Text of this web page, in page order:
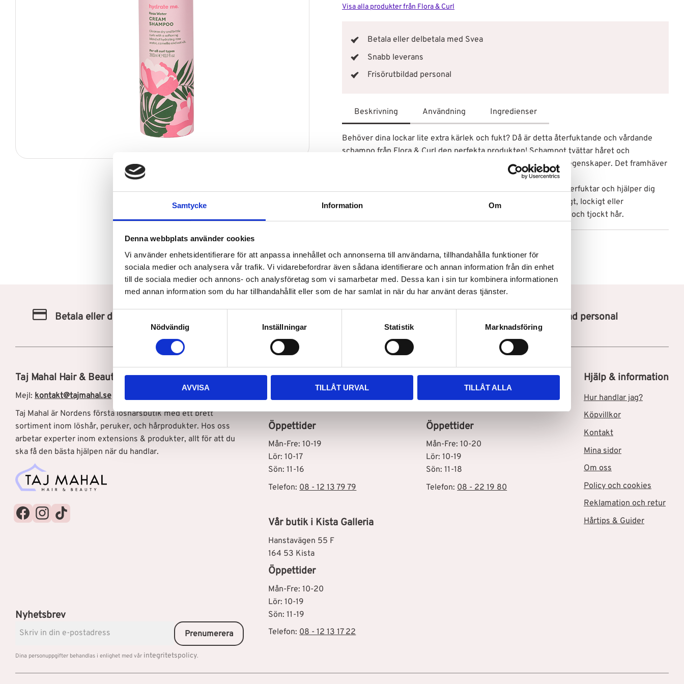
Samtycke Information Om
Denna webbplats använder cookies
Vi använder enhetsidentifierare för att anpassa innehållet och annonserna till användarna, tillhandahålla funktioner för
sociala medier och analysera vår trafik. Vi vidarebefordrar även sådana identifierare och annan information från din enhet
till de sociala medier och annons- och analysföretag som vi samarbetar med. Dessa kan i sin tur kombinera informationen
med annan information som du har tillhandahållit eller som de har samlat in när du har använt deras tjänster.
c
s
v
a
l
Nödvändig Inställningar Statistik Marknadsföring
AVVISA TILLÅT URVAL TILLÅT ALLA
Visa alla produkter från Flora & Curl
Beskrivning Användning Ingredienser
Behöver dina lockar lite extra kärlek och fukt? Då är detta återfuktande och vårdande
schampo från Flora & Curl den perfekta produkten! Schampot tvättar håret och
absorberas fort så att håret kan dra nytta av alla återfuktande egenskaper. Det framhäver
dina lockar och ger dig friskt, livfullt och glansigt hår.
Ingredienserna inkluderar havre, rosvatten och honung som återfuktar och hjälper dig
reda ut dina lockar. Schampot fungerar perfekt om du har vågigt, lockigt eller
krulligt hår och fungerar i alla hårtyper, inklusive tunt, medium och tjockt hår.
Betala eller delbetala med Svea
Snabb leverans
Frisörutbildad personal
Betala eller delbetala med Klarna Utbildad personal
Taj Mahal Hair & Beauty AB
Mejl: kontakt@tajmahal.se
Taj Mahal är Nordens första löshårsbutik med ett brett
sortiment inom löshår, peruker, och hårprodukter. Hos oss
arbetar experter inom extensions & produkter, allt för att du
ska få den bästa hjälpen när du handlar.
Vår butik i Stockholm C
Drottninggatan 100
111 60 Stockholm
Öppettider
Mån-Fre: 10-19
Lör: 10-17
Sön: 11-16
Telefon: 08 - 12 13 79 79
Vår butik i Kista Galleria
Hanstavägen 55 F
164 53 Kista
Öppettider
Mån-Fre: 10-20
Lör: 10-19
Sön: 11-19
Telefon:08 - 12 13 17 22
Vår butik i Skärholmen C
127 48 Skärholmen
Öppettider
Mån-Fre: 10-20
Lör: 10-19
Sön: 11-18
Telefon: 08 - 22 19 80
Hjälp & information
Nyhetsbrev
Prenumerera
Dina personuppgifter behandlas i enlighet med vår integritetspolicy.
Hur handlar jag?
Köpvillkor
Kontakt
Mina sidor
Om oss
Policy och cookies
Reklamation och retur
Hårtips & Guider